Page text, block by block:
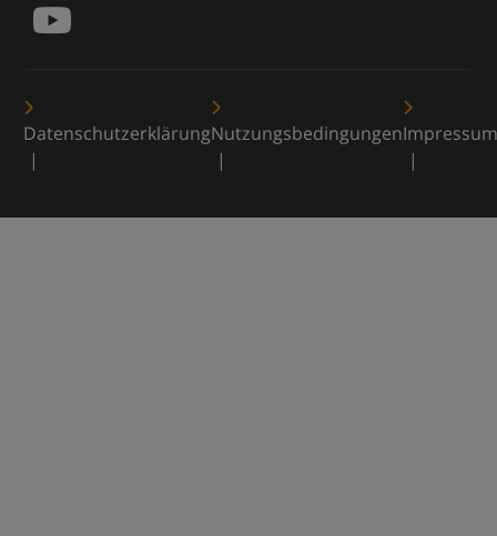
DatenschutzerklärungNutzungsbedingungenImpressum